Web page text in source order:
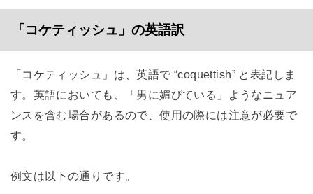
「コケティッシュ」の英語訳
「コケティッシュ」は、英語で “coquettish” と表記しま
す。英語においても、「男に媚びている」ようなニュア
ンスを含む場合があるので、使用の際には注意が必要で
す。
例文は以下の通りです。